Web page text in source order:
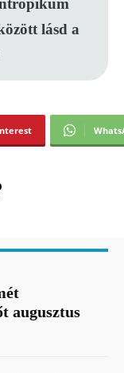
lásd a
augusztus